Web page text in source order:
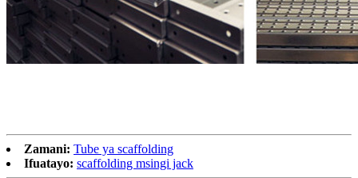
Zamani: Tube ya scaffolding
Ifuatayo: scaffolding msingi jack